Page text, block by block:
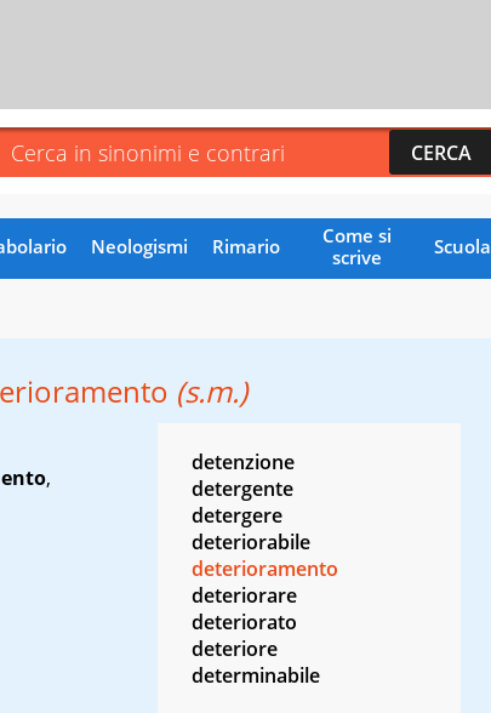
Neologismi Rimario
Come si
scrive
Scuola
(s.m.)
,
detenzione
detergente
detergere
deteriorabile
deterioramento
deteriorare
deteriorato
deteriore
determinabile